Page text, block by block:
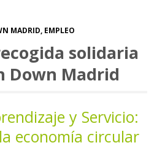
MADRID, EMPLEO
solidaria
Down Madrid
y Servicio:
economía circular